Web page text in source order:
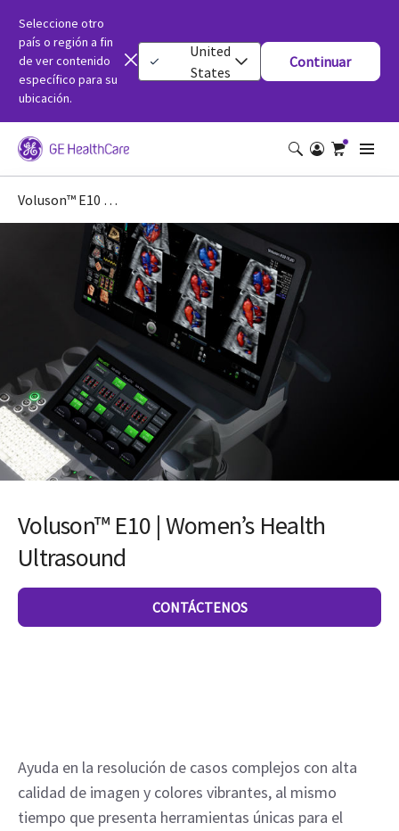
Seleccione otro
país o región a fin
de ver contenido
específico para su
ubicación.
United
States
Continuar
Voluson™ E10 | Women’s Health Ultrasound
Voluson™ E10 | Women’s Health
Ultrasound
CONTÁCTENOS
Ayuda en la resolución de casos complejos con alta
calidad de imagen y colores vibrantes, al mismo
tiempo que presenta herramientas únicas para el